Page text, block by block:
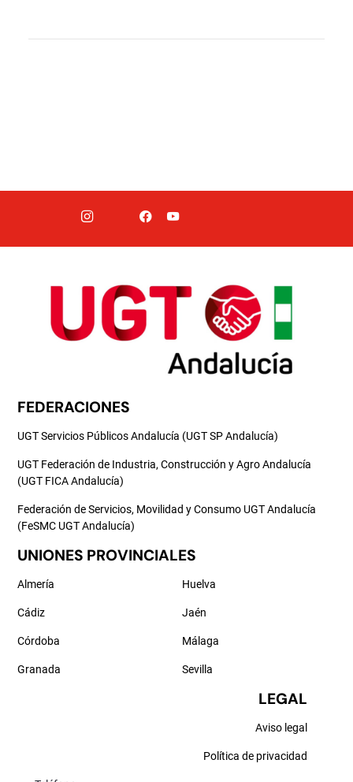
FEDERACIONES
UGT Servicios Públicos Andalucía (UGT SP Andalucía)
UGT Federación de Industria, Construcción y Agro Andalucía
(UGT FICA Andalucía)
Federación de Servicios, Movilidad y Consumo UGT Andalucía
(FeSMC UGT Andalucía)
UNIONES PROVINCIALES
Almería
Cádiz
Córdoba
Granada
Huelva
Jaén
Málaga
Sevilla
LEGAL
Aviso legal
Política de privacidad